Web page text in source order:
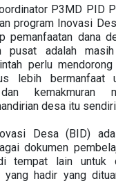
P3MD PID
program Inovasi
pemanfaatan dana
pusat adalah
perlu
lebih bermanfaat
kemakmuran
desa itu
Desa (BID)
dokumen
tempat lain untuk
yang hadir yang